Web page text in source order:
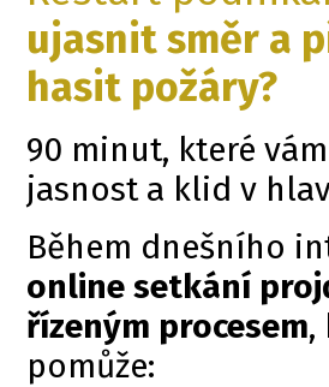
ujasnit směr a
hasit požáry?
90 minut, které
jasnost a klid v
Během dnešního
online setkání
řízeným procesem,
pomůže: